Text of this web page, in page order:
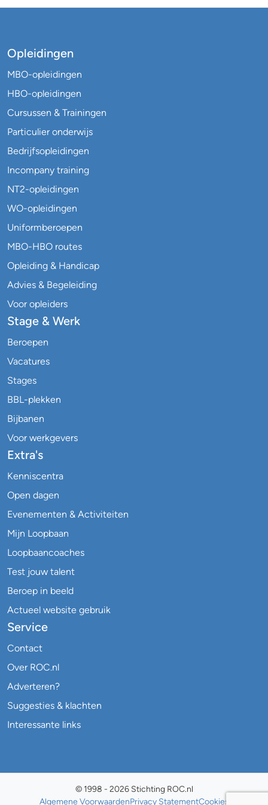
Opleidingen
MBO-opleidingen
HBO-opleidingen
Cursussen & Trainingen
Particulier onderwijs
Bedrijfsopleidingen
Incompany training
NT2-opleidingen
WO-opleidingen
Uniformberoepen
MBO-HBO routes
Opleiding & Handicap
Advies & Begeleiding
Voor opleiders
Stage & Werk
Beroepen
Vacatures
Stages
BBL-plekken
Bijbanen
Voor werkgevers
Extra's
Kenniscentra
Open dagen
Evenementen & Activiteiten
Mijn Loopbaan
Loopbaancoaches
Test jouw talent
Beroep in beeld
Actueel website gebruik
Service
Contact
Over ROC.nl
Adverteren?
Suggesties & klachten
Interessante links
© 1998 - 2026 Stichting ROC.nl
Algemene VoorwaardenPrivacy StatementCookies